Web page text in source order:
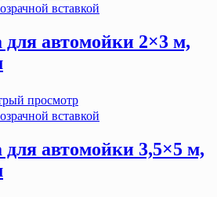
автомойки 2×3 м,
просмотр
автомойки 3,5×5 м,